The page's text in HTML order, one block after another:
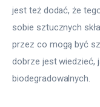
jest też dodać, że
sobie sztucznych
przez co mogą być
dobrze jest wiedzieć,
biodegradowalnych.